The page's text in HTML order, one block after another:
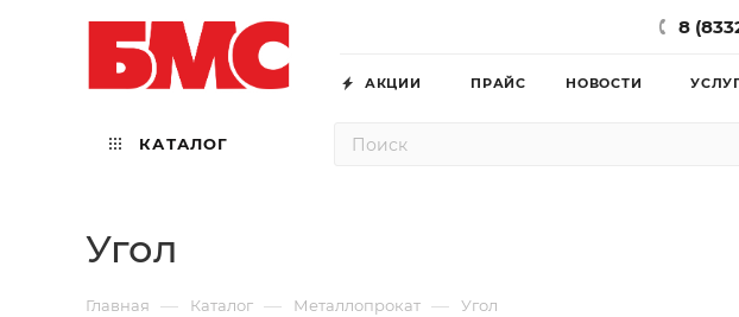
8
АКЦИИ ПРАЙС НОВОСТИ
КАТАЛОГ
Угол
Главная — Каталог — Металлопрокат — Угол